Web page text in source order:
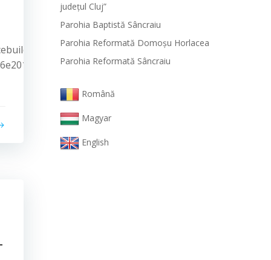
experience/?
județul Cluj”
Parohia Baptistă Sâncraiu
Parohia Reformată Domoşu Horlacea
Parohia Reformată Sâncraiu
Română
Magyar
English